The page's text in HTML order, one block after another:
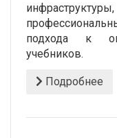
подхода к
учебников.
Подробнее